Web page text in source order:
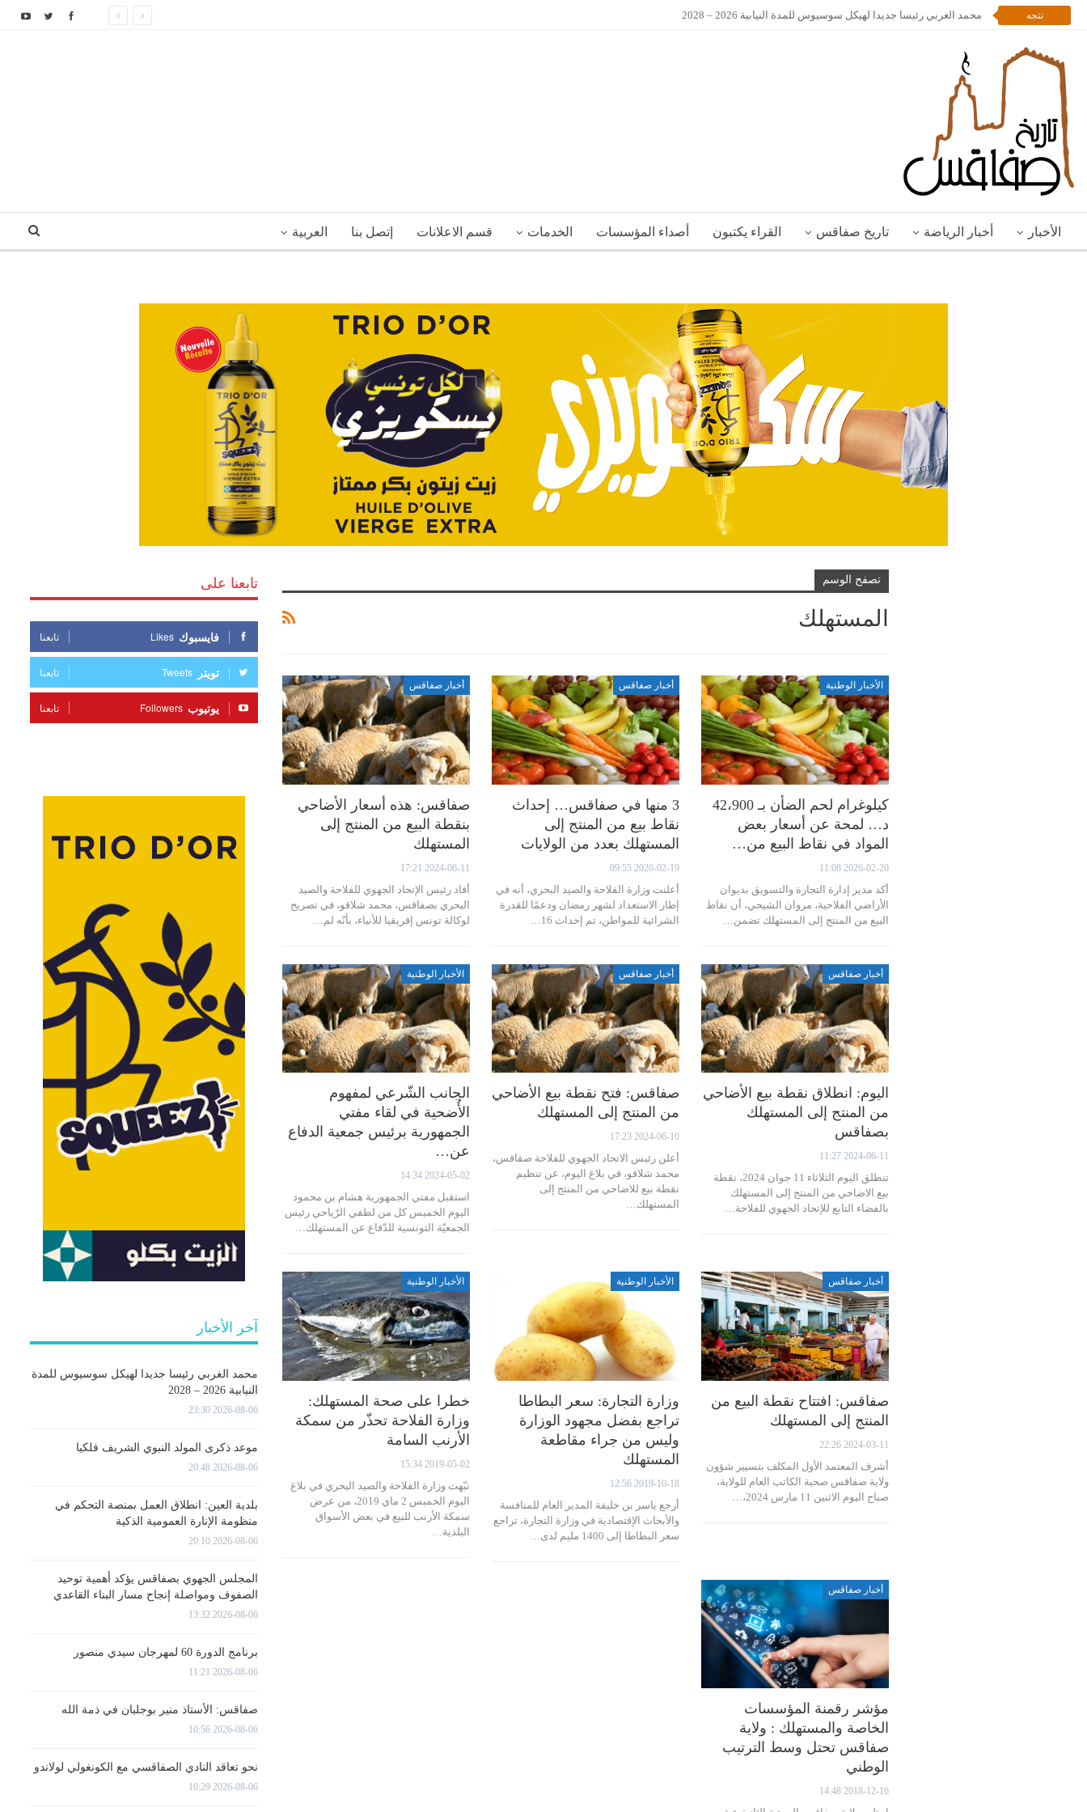
تتجه محمد الغربي رئيسا جديدا لهيكل سوسيوس للمدة النيابية 2026 – 2028
الأخبار أخبار الرياضة تاريخ صفاقس القراء يكتبون أصداء المؤسسات الخدمات قسم الاعلانات إتصل بنا العربية
تصفح الوسم
المستهلك
الأخبار الوطنية
كيلوغرام لحم الضأن بـ 42،900
د… لمحة عن أسعار بعض
المواد في نقاط البيع من…
2026-02-20 11:08
أكد مدير إدارة التجارة والتسويق بديوان
الأراضي الفلاحية، مروان الشيحي، أن نقاط
البيع من المنتج إلى المستهلك تضمن…
أخبار صفاقس
3 منها في صفاقس… إحداث
نقاط بيع من المنتج إلى
المستهلك بعدد من الولايات
2026-02-19 09:55
أعلنت وزارة الفلاحة والصيد البحري، أنه في
إطار الاستعداد لشهر رمضان ودعمًا للقدرة
الشرائية للمواطن، تم إحداث 16…
أخبار صفاقس
صفاقس: هذه أسعار الأضاحي
بنقطة البيع من المنتج إلى
المستهلك
2024-06-11 17:21
أفاد رئيس الإتحاد الجهوي للفلاحة والصيد
البحري بصفاقس، محمد شلاقو، في تصريح
لوكالة تونس إفريقيا للأنباء، بأنّه لم…
أخبار صفاقس
اليوم: انطلاق نقطة بيع الأضاحي
من المنتج إلى المستهلك
بصفاقس
2024-06-11 11:27
تنطلق اليوم الثلاثاء 11 جوان 2024، نقطة
بيع الاضاحي من المنتج إلى المستهلك
بالفضاء التابع للإتحاد الجهوي للفلاحة…
أخبار صفاقس
صفاقس: فتح نقطة بيع الأضاحي
من المنتج إلى المستهلك
2024-06-10 17:23
أعلن رئيس الاتحاد الجهوي للفلاحة صفاقس،
محمد شلاقو، في بلاغ اليوم، عن تنظيم
نقطة بيع للاضاحي من المنتج إلى
المستهلك…
الأخبار الوطنية
الجانب الشّرعي لمفهوم
الأُضحية في لقاء مفتي
الجمهورية برئيس جمعية الدفاع
عن…
2024-05-02 14:34
استقبل مفتي الجمهورية هشام بن محمود
اليوم الخميس كل من لطفي الرّياحي رئيس
الجمعيّة التونسية للدّفاع عن المستهلك…
أخبار صفاقس
صفاقس: افتتاح نقطة البيع من
المنتج إلى المستهلك
2024-03-11 22:26
أشرف المعتمد الأول المكلف بتسيير شؤون
ولاية صفاقس صحبة الكاتب العام للولاية،
صباح اليوم الاثنين 11 مارس 2024،…
الأخبار الوطنية
وزارة التجارة: سعر البطاطا
تراجع بفضل مجهود الوزارة
وليس من جراء مقاطعة
المستهلك
2019-10-18 12:56
أرجع ياسر بن خليفة المدير العام للمنافسة
والأبحاث الإقتصادية في وزارة التجارة، تراجع
سعر البطاطا إلى 1400 مليم لدى…
الأخبار الوطنية
خطرا على صحة المستهلك:
وزارة الفلاحة تحذّر من سمكة
الأرنب السامة
2019-05-02 15:34
نبّهت وزارة الفلاحة والصيد البحري في بلاغ
اليوم الخميس 2 ماي 2019، من عرض
سمكة الأرنب للبيع في بعض الأسواق
البلدية…
أخبار صفاقس
مؤشر رقمنة المؤسسات
الخاصة والمستهلك : ولاية
صفاقس تحتل وسط الترتيب
الوطني
2018-12-16 14:48
تابعنا على
فايسبوك Likes تابعنا
تويتر Tweets تابعنا
يوتيوب Followers تابعنا
آخر الأخبار
محمد الغربي رئيسا جديدا لهيكل سوسيوس للمدة
النيابية 2026 – 2028
2026-08-06 23:30
موعد ذكرى المولد النبوي الشريف فلكيا
2026-08-06 20:48
بلدية العين: انطلاق العمل بمنصة التحكم في
منظومة الإنارة العمومية الذكية
2026-08-06 20:10
المجلس الجهوي بصفاقس يؤكد أهمية توحيد
الصفوف ومواصلة إنجاح مسار البناء القاعدي
2026-08-06 13:32
برنامج الدورة 60 لمهرجان سيدي منصور
2026-08-06 11:21
صفاقس: الأستاذ منير بوجلبان في ذمة الله
2026-08-06 10:56
نحو تعاقد النادي الصفاقسي مع الكونغولي لولاندو
2026-08-06 10:29